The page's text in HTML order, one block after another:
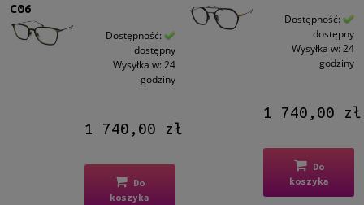
C06
Dostępność:
dostępny
Wysyłka w: 24
godziny
1 740,00 zł
Do
koszyka
Dostępność:
dostępny
Wysyłka w: 24
godziny
1 740,00 zł
Do
koszyka